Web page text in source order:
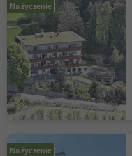
Na życzenie
Na życzenie